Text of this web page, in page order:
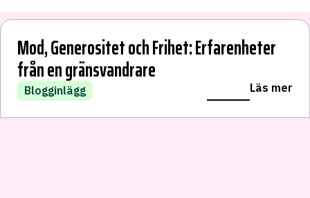
LÄS VIDARE
Nya Inkubik-startupen World of Ski tar
SkiErg-träning in i en digital skidvärld
Nyheter Läs mer
World of Ski
🌱 Inkubatorn Läs mer
Mod, Generositet och Frihet: Erfarenheter
från en gränsvandrare
Blogginlägg Läs mer